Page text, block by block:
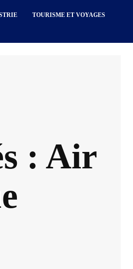
TOURISME ET VOYAGES
: Air